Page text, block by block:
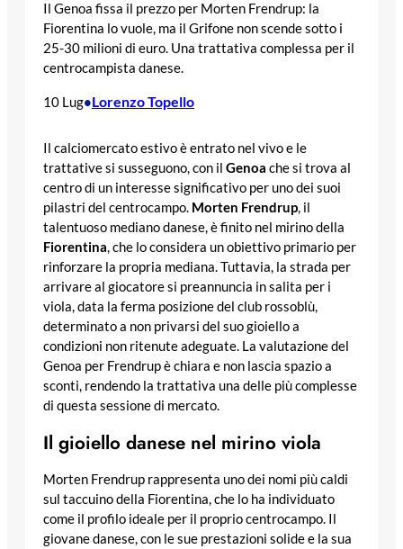
Il Genoa fissa il prezzo per Morten Frendrup: la
Fiorentina lo vuole, ma il Grifone non scende sotto i
25-30 milioni di euro. Una trattativa complessa per il
centrocampista danese.
10 Lug•Lorenzo Topello
Il calciomercato estivo è entrato nel vivo e le
trattative si susseguono, con il Genoa che si trova al
centro di un interesse significativo per uno dei suoi
pilastri del centrocampo. Morten Frendrup, il
talentuoso mediano danese, è finito nel mirino della
Fiorentina, che lo considera un obiettivo primario per
rinforzare la propria mediana. Tuttavia, la strada per
arrivare al giocatore si preannuncia in salita per i
viola, data la ferma posizione del club rossoblù,
determinato a non privarsi del suo gioiello a
condizioni non ritenute adeguate. La valutazione del
Genoa per Frendrup è chiara e non lascia spazio a
sconti, rendendo la trattativa una delle più complesse
di questa sessione di mercato.
Il gioiello danese nel mirino viola
Morten Frendrup rappresenta uno dei nomi più caldi
sul taccuino della Fiorentina, che lo ha individuato
come il profilo ideale per il proprio centrocampo. Il
giovane danese, con le sue prestazioni solide e la sua